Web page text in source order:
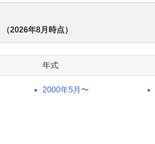
（2026年8月 時点）
年式
2000年5月〜